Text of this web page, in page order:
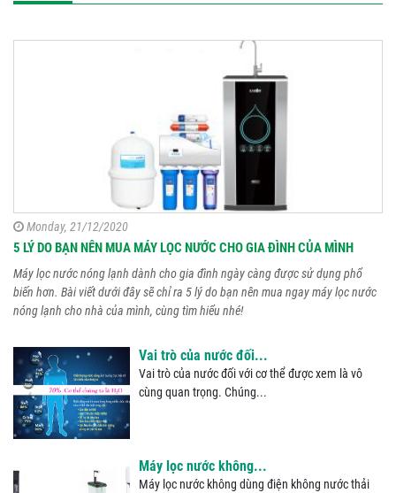
Monday, 21/12/2020
5 LÝ DO BẠN NÊN MUA MÁY LỌC NƯỚC CHO GIA ĐÌNH CỦA MÌNH
Máy lọc nước nóng lạnh dành cho gia đình ngày càng được sử dụng phổ
biến hơn. Bài viết dưới đây sẽ chỉ ra 5 lý do bạn nên mua ngay máy lọc nước
nóng lạnh cho nhà của mình, cùng tìm hiểu nhé!
GIẢI ĐÁP: Có nên cho...
Nhiều người nghĩ rằng khi cho trẻ sơ sinh uống
nước có thể giúp bé đẹp...
Tìm hiểu nên hoàn nguyên...
nguyên hạt nhựa trao đổi ion...
Vai trò của nước đối...
Vai trò của nước đối với cơ thể được xem là vô
cùng quan trọng. Chúng...
Máy lọc nước không...
Máy lọc nước không dùng điện không nước thải